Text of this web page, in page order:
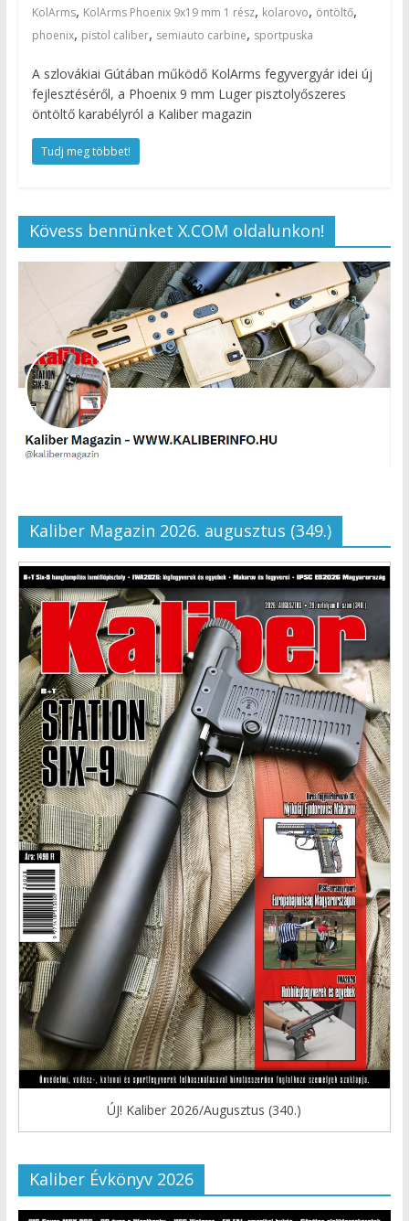
KolArms, KolArms Phoenix 9x19 mm 1 rész, kolarovo, öntöltő,
phoenix, pistol caliber, semiauto carbine, sportpuska
A szlovákiai Gútában működő KolArms fegyvergyár idei új
fejlesztéséről, a Phoenix 9 mm Luger pisztolyőszeres
öntöltő karabélyról a Kaliber magazin
Tudj meg többet!
Kövess bennünket X.COM oldalunkon!
Kaliber Magazin 2026. augusztus (349.)
ÚJ! Kaliber 2026/Augusztus (340.)
Kaliber Évkönyv 2026